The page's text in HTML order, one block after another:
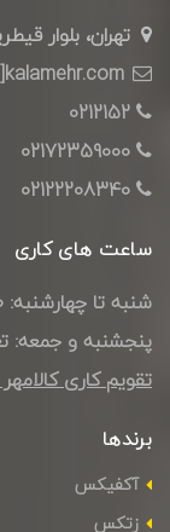
تهران، بلوار
0212152
02172359000
02122208340
ساعت های کاری
شنبه تا چهارشنبه: 8:00 الی 17:30
پنجشنبه و جمعه:
تقویم کاری کالامهر
برندها
آکفیکس
زتکس